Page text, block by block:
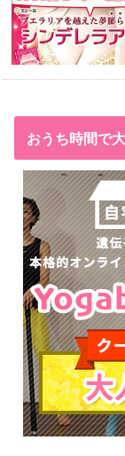
おうち時間で